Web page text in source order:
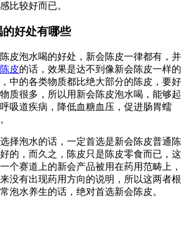
比较好而已。
好处有哪些
皮泡水喝的好处，新会陈皮一律都有，并
皮的话，效果是达不到像新会陈皮一样的
中的各类物质都比绝大部分的陈皮，要好
质很多，所以用新会陈皮泡水喝，能够起
吸道疾病，降低血糖血压，促进肠胃蠕
择泡水的话，一定首选是新会陈皮普通陈
的，而久之，陈皮只是陈皮零食而已，这
个赛道上的新会产品被用在药用范畴上，
没有出现药用方向的说明，所以这两者根
泡水养生的话，绝对首选新会陈皮。